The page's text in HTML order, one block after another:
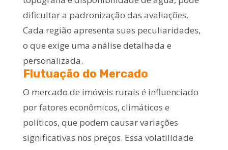
dificultar a padronização das avaliações.
Cada região apresenta suas peculiaridades,
o que exige uma análise detalhada e
personalizada.
Flutuação do Mercado
O mercado de imóveis rurais é influenciado
por fatores econômicos, climáticos e
políticos, que podem causar variações
significativas nos preços. Essa volatilidade